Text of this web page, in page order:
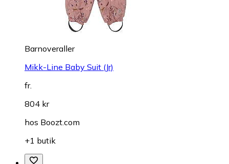
Barnoveraller
Mikk-Line Baby Suit (Jr)
fr.
804 kr
hos Boozt.com
+1 butik